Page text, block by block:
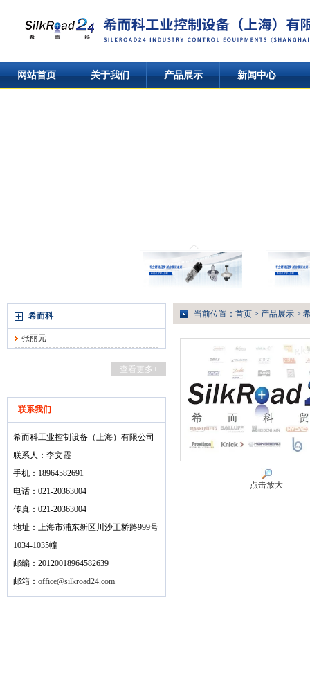
网站首页 关于我们 产品展示 新闻中心
希而科
张丽元
查看更多+
联系我们
希而科工业控制设备（上海）有限公司
联系人：李文霞
手机：18964582691
电话：021-20363004
传真：021-20363004
地址：上海市浦东新区川沙王桥路999号
1034-1035幢
邮编：20120018964582639
邮箱： office@silkroad24.com
当前位置： 首页 > 产品展示 >
点击放大